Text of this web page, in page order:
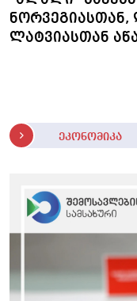
ნორვეგიასთან,
ლატვიასთან
ეკონომიკა